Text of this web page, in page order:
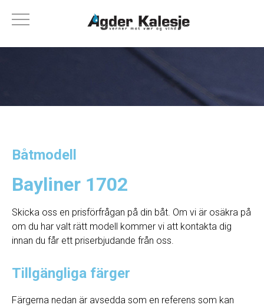
Båtmodell
Bayliner 1702
Skicka oss en prisförfrågan på din båt. Om vi ​​är osäkra på
om du har valt rätt modell kommer vi att kontakta dig
innan du får ett priserbjudande från oss.
Tillgängliga färger
Färgerna nedan är avsedda som en referens som kan